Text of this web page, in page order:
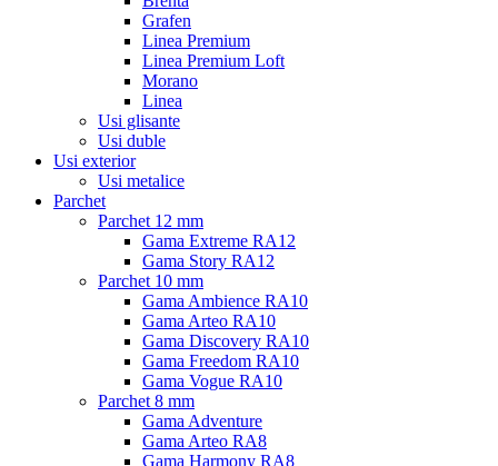
Grafen
Linea Premium
Linea Premium Loft
Morano
Linea
Usi glisante
Usi duble
Usi exterior
Usi metalice
Parchet
Parchet 12 mm
Gama Extreme RA12
Gama Story RA12
Parchet 10 mm
Gama Ambience RA10
Gama Arteo RA10
Gama Discovery RA10
Gama Freedom RA10
Gama Vogue RA10
Parchet 8 mm
Gama Adventure
Gama Arteo RA8
Gama Harmony RA8